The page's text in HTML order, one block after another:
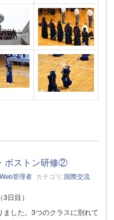
ボストン研修②
管理者 カテゴリ:国際交流
日目）
した。3つのクラスに別れて